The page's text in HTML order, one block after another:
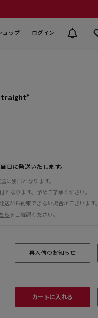
ョップ ログイン
日に発送いたします。
は別日となります。
なります。予めご了承ください。
がお約束できない場合がございます。
ら をご確認ください。
再入荷のお知らせ
カートに入れる